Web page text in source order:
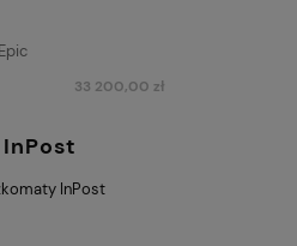
33 200,00 zł